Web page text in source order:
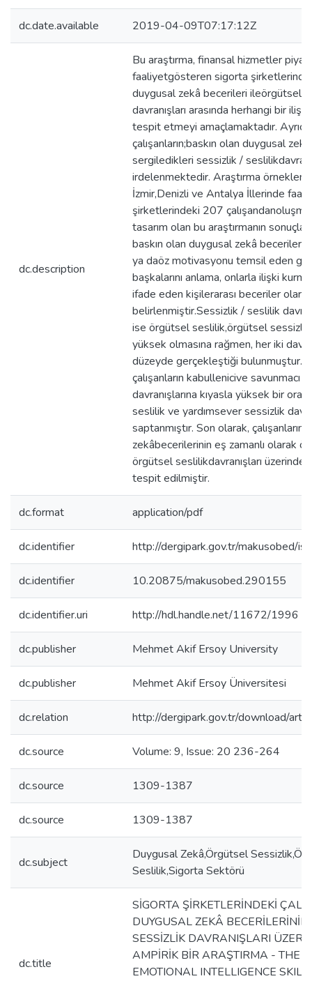
dc.date.available 2019-04-09T07:17:12Z
dc.description
Bu araştırma, finansal hizmetler
faaliyetgösteren sigorta
duygusal zekâ becerileri ileörgütsel
davranışları arasında herhangi bir
tespit etmeyi amaçlamaktadır. Ayrıca
çalışanların;baskın olan duygusal
sergiledikleri sessizlik /
irdelenmektedir. Araştırma
İzmir,Denizli ve Antalya İllerinde
şirketlerindeki 207
tasarım olan bu araştırmanın
baskın olan duygusal zekâ becerileri;
ya daöz motivasyonu temsil eden
başkalarını anlama, onlarla ilişki
ifade eden kişilerarası beceriler olarak
belirlenmiştir.Sessizlik / seslilik
ise örgütsel seslilik,örgütsel
yüksek olmasına rağmen, her iki
düzeyde gerçekleştiği bulunmuştur.
çalışanların kabullenicive savunmacı
davranışlarına kıyasla yüksek bir
seslilik ve yardımsever sessizlik
saptanmıştır. Son olarak, çalışanların
zekâbecerilerinin eş zamanlı olarak
örgütsel seslilikdavranışları üzerinde
tespit edilmiştir.
dc.format application/pdf
dc.identifier http://dergipark.gov.tr/makusobed/
dc.identifier 10.20875/makusobed.290155
dc.identifier.uri http://hdl.handle.net/11672/1996
dc.publisher Mehmet Akif Ersoy University
dc.publisher Mehmet Akif Ersoy Üniversitesi
dc.relation http://dergipark.gov.tr/download/
dc.source Volume: 9, Issue: 20 236-264
dc.source 1309-1387
dc.source 1309-1387
dc.subject
Duygusal Zekâ,Örgütsel
Seslilik,Sigorta Sektörü
dc.title
SİGORTA ŞİRKETLERİNDEKİ
DUYGUSAL ZEKÂ BECERİLERİNİN
SESSİZLİK DAVRANIŞLARI
AMPİRİK BİR ARAŞTIRMA - THE
EMOTIONAL INTELLIGENCE